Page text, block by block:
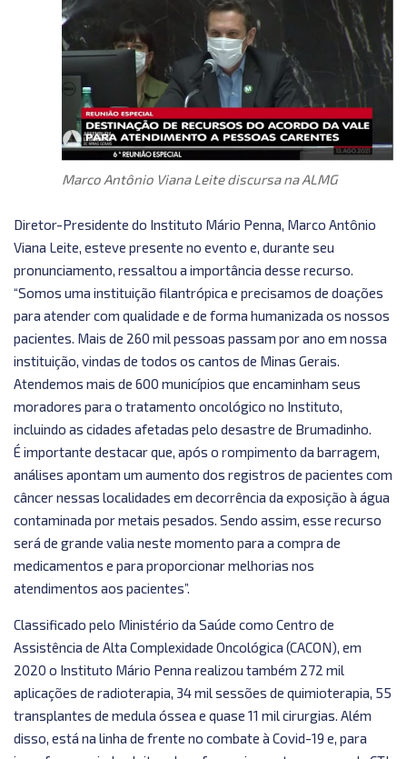
Marco Antônio Viana Leite discursa na ALMG
Diretor-Presidente do Instituto Mário Penna, Marco Antônio
Viana Leite, esteve presente no evento e, durante seu
pronunciamento, ressaltou a importância desse recurso.
“Somos uma instituição filantrópica e precisamos de doações
para atender com qualidade e de forma humanizada os nossos
pacientes. Mais de 260 mil pessoas passam por ano em nossa
instituição, vindas de todos os cantos de Minas Gerais.
Atendemos mais de 600 municípios que encaminham seus
moradores para o tratamento oncológico no Instituto,
incluindo as cidades afetadas pelo desastre de Brumadinho.
É importante destacar que, após o rompimento da barragem,
análises apontam um aumento dos registros de pacientes com
câncer nessas localidades em decorrência da exposição à água
contaminada por metais pesados. Sendo assim, esse recurso
será de grande valia neste momento para a compra de
medicamentos e para proporcionar melhorias nos
atendimentos aos pacientes”.
Classificado pelo Ministério da Saúde como Centro de
Assistência de Alta Complexidade Oncológica (CACON), em
2020 o Instituto Mário Penna realizou também 272 mil
aplicações de radioterapia, 34 mil sessões de quimioterapia, 55
transplantes de medula óssea e quase 11 mil cirurgias. Além
disso, está na linha de frente no combate à Covid-19 e, para